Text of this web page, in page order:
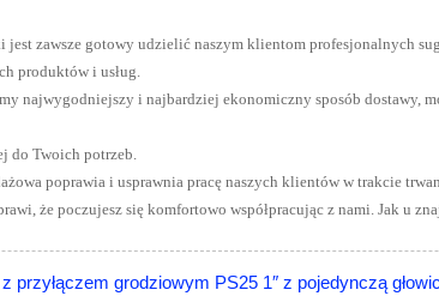
jest zawsze gotowy udzielić naszym klientom profesjonalnych
produktów i usług.
najwygodniejszy i najbardziej ekonomiczny sposób dostawy,
do Twoich potrzeb.
poprawia i usprawnia pracę naszych klientów w trakcie
że poczujesz się komfortowo współpracując z nami. Jak u
przyłączem grodziowym PS25 1″ z pojedynczą